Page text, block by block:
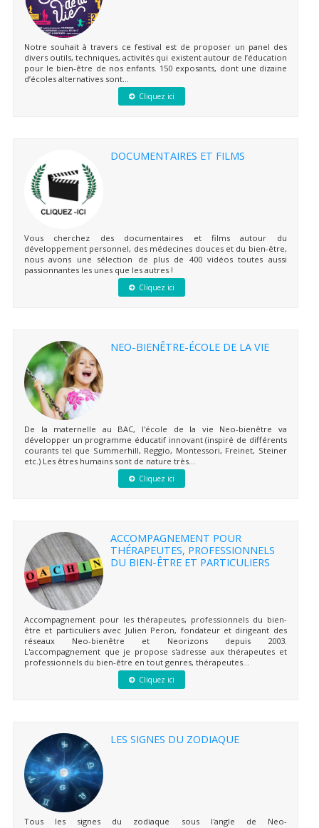
Notre souhait à travers ce festival est de proposer un panel des
divers outils, techniques, activités qui existent autour de l’éducation
pour le bien-être de nos enfants. 150 exposants, dont une dizaine
d’écoles alternatives sont...
Cliquez ici
DOCUMENTAIRES ET FILMS
Vous cherchez des documentaires et films autour du
développement personnel, des médecines douces et du bien-être,
nous avons une sélection de plus de 400 vidéos toutes aussi
passionnantes les unes que les autres !
Cliquez ici
NEO-BIENÊTRE-ÉCOLE DE LA VIE
De la maternelle au BAC, l'école de la vie Neo-bienêtre va
développer un programme éducatif innovant (inspiré de différents
courants tel que Summerhill, Reggio, Montessori, Freinet, Steiner
etc.) Les êtres humains sont de nature très...
Cliquez ici
ACCOMPAGNEMENT POUR
THÉRAPEUTES, PROFESSIONNELS
DU BIEN-ÊTRE ET PARTICULIERS
Accompagnement pour les thérapeutes, professionnels du bien-
être et particuliers avec Julien Peron, fondateur et dirigeant des
réseaux Neo-bienêtre et Neorizons depuis 2003.
L'accompagnement que je propose s'adresse aux thérapeutes et
professionnels du bien-être en tout genres, thérapeutes...
Cliquez ici
LES SIGNES DU ZODIAQUE
Tous les signes du zodiaque sous l'angle de Neo-